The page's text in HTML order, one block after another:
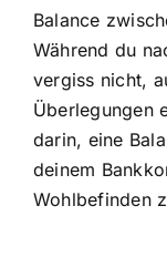
Balance
Während du
vergiss nicht,
Überlegungen
darin, eine
deinem
Wohlbefinden